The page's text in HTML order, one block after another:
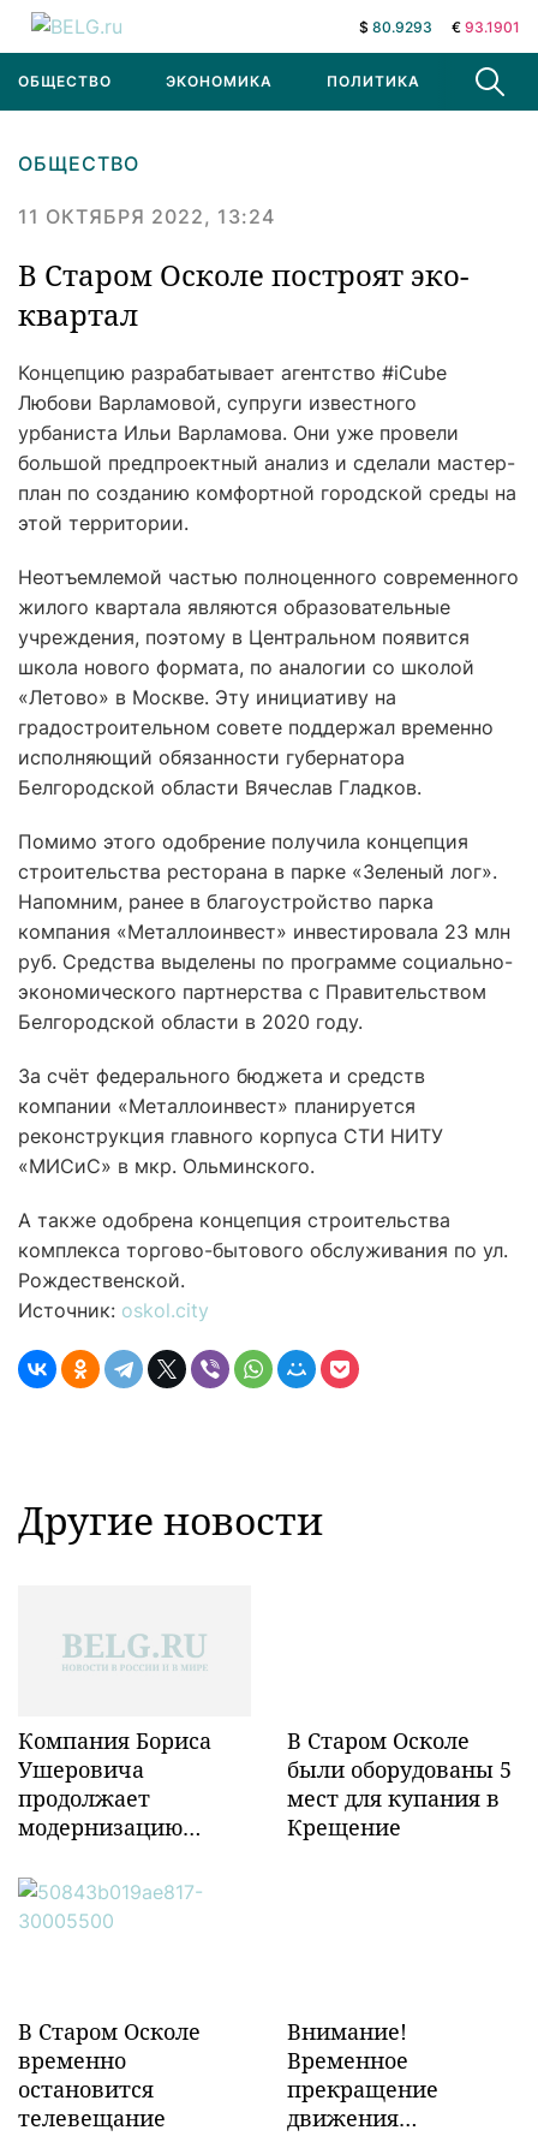
$ 80.9293 € 93.1901
ОБЩЕСТВО ЭКОНОМИКА ПОЛИТИКА В МИРЕ
ОБЩЕСТВО
11 ОКТЯБРЯ 2022, 13:24
В Старом Осколе построят эко-
квартал
Концепцию разрабатывает агентство #iCube
Любови Варламовой, супруги известного
урбаниста Ильи Варламова. Они уже провели
большой предпроектный анализ и сделали мастер-
план по созданию комфортной городской среды на
этой территории.
Неотъемлемой частью полноценного современного
жилого квартала являются образовательные
учреждения, поэтому в Центральном появится
школа нового формата, по аналогии со школой
«Летово» в Москве. Эту инициативу на
градостроительном совете поддержал временно
исполняющий обязанности губернатора
Белгородской области Вячеслав Гладков.
Помимо этого одобрение получила концепция
строительства ресторана в парке «Зеленый лог».
Напомним, ранее в благоустройство парка
компания «Металлоинвест» инвестировала 23 млн
руб. Средства выделены по программе социально-
экономического партнерства с Правительством
Белгородской области в 2020 году.
За счёт федерального бюджета и средств
компании «Металлоинвест» планируется
реконструкция главного корпуса СТИ НИТУ
«МИСиС» в мкр. Ольминского.
А также одобрена концепция строительства
комплекса торгово-бытового обслуживания по ул.
Рождественской.
Источник: oskol.city
Другие новости
Компания Бориса
Ушеровича
продолжает
модернизацию
инфраструктуры в
Забайкалье
В Старом Осколе
были оборудованы 5
мест для купания в
Крещение
В Старом Осколе
временно
остановится
телевещание
Внимание!
Временное
прекращение
движения